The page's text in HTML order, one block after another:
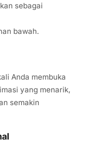
sebagai
bawah.
Anda membuka
yang menarik,
semakin